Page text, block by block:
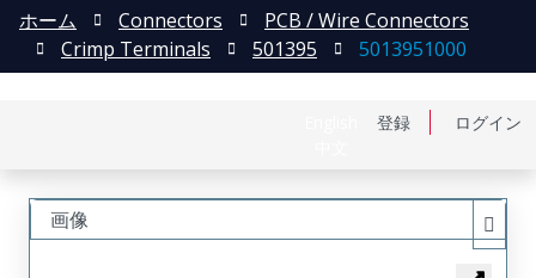
登録 ログイン
ホーム Connectors
PCB / Wire Connectors
Crimp Terminals
501395 5013951000
画像